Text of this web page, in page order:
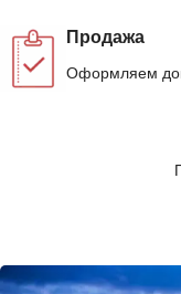
Продажа
Оформляем